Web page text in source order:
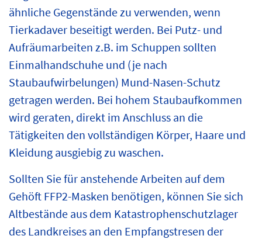
ähnliche Gegenstände zu verwenden, wenn
Tierkadaver beseitigt werden. Bei Putz- und
Aufräumarbeiten z.B. im Schuppen sollten
Einmalhandschuhe und (je nach
Staubaufwirbelungen) Mund-Nasen-Schutz
getragen werden. Bei hohem Staubaufkommen
wird geraten, direkt im Anschluss an die
Tätigkeiten den vollständigen Körper, Haare und
Kleidung ausgiebig zu waschen.
Sollten Sie für anstehende Arbeiten auf dem
Gehöft FFP2-Masken benötigen, können Sie sich
Altbestände aus dem Katastrophenschutzlager
des Landkreises an den Empfangstresen der